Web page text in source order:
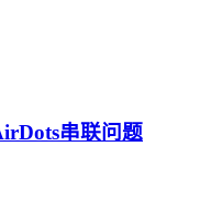
串联问题